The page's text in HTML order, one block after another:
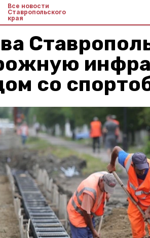
Все новости
Ставропольского
края
со